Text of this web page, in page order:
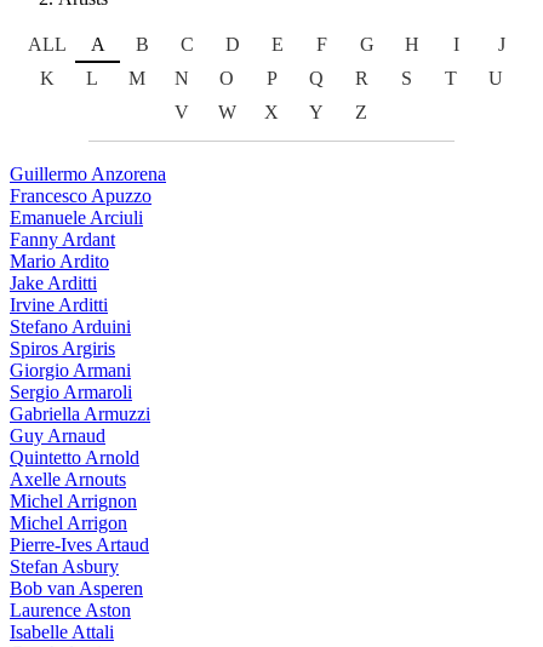
ALL A B C D E F G H I
J
K
L M N O P Q R S T
U
V
W X Y Z
Guillermo Anzorena
Francesco Apuzzo
Emanuele Arciuli
Fanny Ardant
Mario Ardito
Jake Arditti
Irvine Arditti
Stefano Arduini
Spiros Argiris
Giorgio Armani
Sergio Armaroli
Gabriella Armuzzi
Guy Arnaud
Quintetto Arnold
Axelle Arnouts
Michel Arrignon
Michel Arrigon
Pierre-Ives Artaud
Stefan Asbury
Bob van Asperen
Laurence Aston
Isabelle Attali